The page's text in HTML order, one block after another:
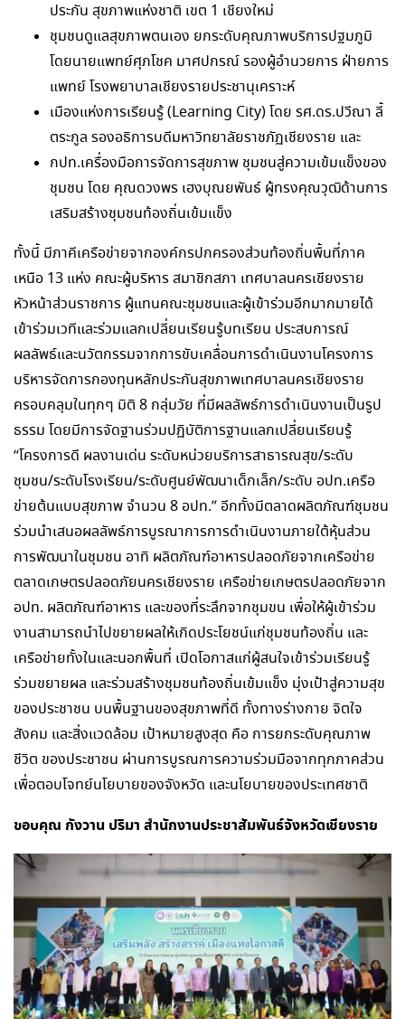
ประกัน สุขภาพแห่งชาติ เขต 1 เชียงใหม่
ชุมชนดูแลสุขภาพตนเอง ยกระดับคุณภาพบริการปฐมภูมิ
โดยนายแพทย์ศุภโชค มาศปกรณ์ รองผู้อำนวยการ ฝ่ายการ
แพทย์ โรงพยาบาลเชียงรายประชานุเคราะห์
เมืองแห่งการเรียนรู้ (Learning City) โดย รศ.ดร.ปวีณา ลี้
ตระกูล รองอธิการบดีมหาวิทยาลัยราชภัฏเชียงราย และ
กปท.เครื่องมือการจัดการสุขภาพ ชุมชนสู่ความเข้มแข็งของ
ชุมชน โดย คุณดวงพร เฮงบุณยพันธ์ ผู้ทรงคุณวุฒิด้านการ
เสริมสร้างชุมชนท้องถิ่นเข้มแข็ง
ทั้งนี้ มีภาคีเครือข่ายจากองค์กรปกครองส่วนท้องถิ่นพื้นที่ภาค
เหนือ 13 แห่ง คณะผู้บริหาร สมาชิกสภา เทศบาลนครเชียงราย
หัวหน้าส่วนราชการ ผู้แทนคณะชุมชนและผู้เข้าร่วมอีกมากมายได้
เข้าร่วมเวทีและร่วมแลกเปลี่ยนเรียนรู้บทเรียน ประสบการณ์
ผลลัพธ์และนวัตกรรมจากการขับเคลื่อนการดำเนินงานโครงการ
บริหารจัดการกองทุนหลักประกันสุขภาพเทศบาลนครเชียงราย
ครอบคลุมในทุกๆ มิติ 8 กลุ่มวัย ที่มีผลลัพธ์การดำเนินงานเป็นรูป
ธรรม โดยมีการจัดฐานร่วมปฏิบัติการฐานแลกเปลี่ยนเรียนรู้
“โครงการดี ผลงานเด่น ระดับหน่วยบริการสาธารณสุข/ระดับ
ชุมชน/ระดับโรงเรียน/ระดับศูนย์พัฒนาเด็กเล็ก/ระดับ อปท.เครือ
ข่ายต้นแบบสุขภาพ จำนวน 8 อปท.” อีกทั้งมีตลาดผลิตภัณฑ์ชุมชน
ร่วมนำเสนอผลลัพธ์การบูรณาการการดำเนินงานภายใต้หุ้นส่วน
การพัฒนาในชุมชน อาทิ ผลิตภัณฑ์อาหารปลอดภัยจากเครือข่าย
ตลาดเกษตรปลอดภัยนครเชียงราย เครือข่ายเกษตรปลอดภัยจาก
อปท. ผลิตภัณฑ์อาหาร และของที่ระลึกจากชุมขน เพื่อให้ผู้เข้าร่วม
งานสามารถนำไปขยายผลให้เกิดประโยชน์แก่ชุมชนท้องถิ่น และ
เครือข่ายทั้งในและนอกพื้นที่ เปิดโอกาสแก่ผู้สนใจเข้าร่วมเรียนรู้
ร่วมขยายผล และร่วมสร้างชุมชนท้องถิ่นเข้มแข็ง มุ่งเป้าสู่ความสุข
ของประชาชน บนพื้นฐานของสุขภาพที่ดี ทั้งทางร่างกาย จิตใจ
สังคม และสิ่งแวดล้อม เป้าหมายสูงสุด คือ การยกระดับคุณภาพ
ชีวิต ของประชาชน ผ่านการบูรณการความร่วมมือจากทุกภาคส่วน
เพื่อตอบโจทย์นโยบายของจังหวัด และนโยบายของประเทศชาติ
ขอบคุณ กังวาน ปริมา สำนักงานประชาสัมพันธ์จังหวัดเชียงราย